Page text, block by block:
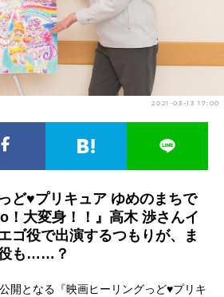
実写化映画一覧
夏アニメ
2021-03-13 17:00
ど♥プリキュア ゆめのまちで
！大変身！！』高木 渉さんイ
ゴ役で出演するつもりが、ま
役も……？
開となる『映画ヒーリングっど♥プリキ